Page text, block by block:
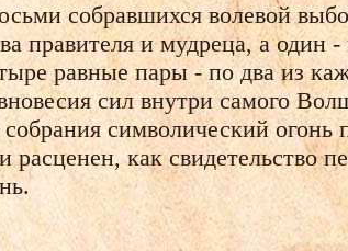
собравшихся волевой
правителя и мудреца, а один -
равные пары - по два из
сил внутри самого
символический огонь
как свидетельство